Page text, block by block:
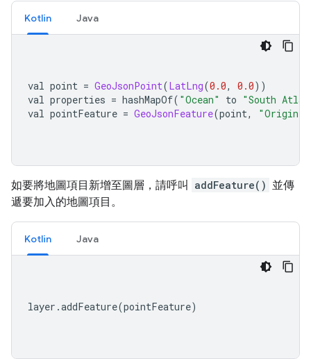
Kotlin Java
val point = GeoJsonPoint(LatLng(0.0, 0.0))
val properties = hashMapOf( "Ocean" to "South
val pointFeature = GeoJsonFeature(point, "Origin"
如要將地圖項目新增至圖層，請呼叫 addFeature() 並傳
遞要加入的地圖項目。
Kotlin Java
layer .addFeature(pointFeature)